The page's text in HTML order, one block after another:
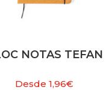
NOTAS TEFAN
Desde 1,96€